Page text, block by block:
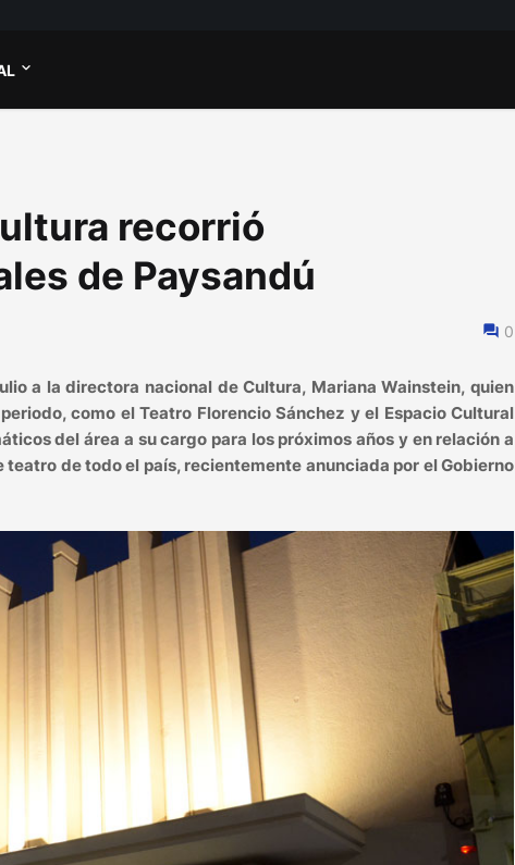
recorrió
de Paysandú
0
a la directora nacional de Cultura, Mariana Wainstein, quien
como el Teatro Florencio Sánchez y el Espacio Cultural
del área a su cargo para los próximos años y en relación a
de todo el país, recientemente anunciada por el Gobierno